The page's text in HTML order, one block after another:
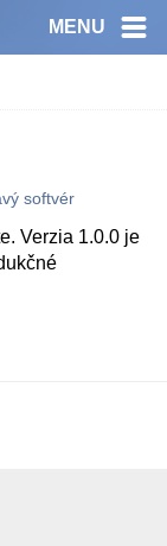
MENU
softvér
Verzia 1.0.0 je